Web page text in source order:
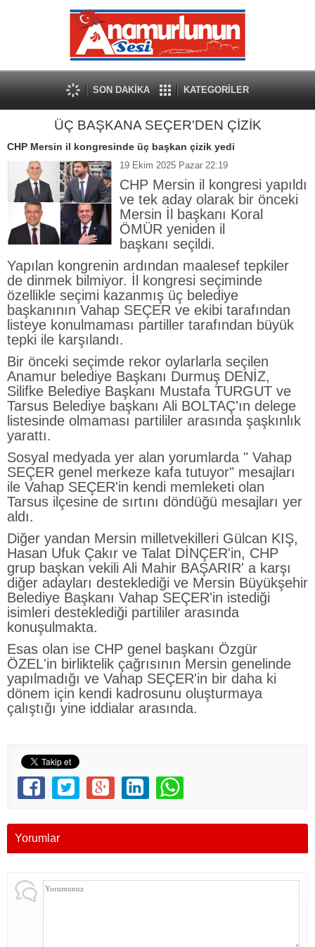
SON DAKİKA KATEGORİLER
ÜÇ BAŞKANA SEÇER'DEN ÇİZİK
CHP Mersin il kongresinde üç başkan çizik yedi
19 Ekim 2025 Pazar 22:19
CHP Mersin il kongresi yapıldı
ve tek aday olarak bir önceki
Mersin İl başkanı Koral
ÖMÜR yeniden il
başkanı seçildi.
Yapılan kongrenin ardından maalesef tepkiler
de dinmek bilmiyor. İl kongresi seçiminde
özellikle seçimi kazanmış üç belediye
başkanının Vahap SEÇER ve ekibi tarafından
listeye konulmaması partiller tarafından büyük
tepki ile karşılandı.
Bir önceki seçimde rekor oylarlarla seçilen
Anamur belediye Başkanı Durmuş DENİZ,
Silifke Belediye Başkanı Mustafa TURGUT ve
Tarsus Belediye başkanı Ali BOLTAÇ'ın delege
listesinde olmaması partililer arasında şaşkınlık
yarattı.
Sosyal medyada yer alan yorumlarda " Vahap
SEÇER genel merkeze kafa tutuyor" mesajları
ile Vahap SEÇER'in kendi memleketi olan
Tarsus ilçesine de sırtını döndüğü mesajları yer
aldı.
Diğer yandan Mersin milletvekilleri Gülcan KIŞ,
Hasan Ufuk Çakır ve Talat DİNÇER'in, CHP
grup başkan vekili Ali Mahir BAŞARIR' a karşı
diğer adayları desteklediği ve Mersin Büyükşehir
Belediye Başkanı Vahap SEÇER'in istediği
isimleri desteklediği partililer arasında
konuşulmakta.
Esas olan ise CHP genel başkanı Özgür
ÖZEL'in birliktelik çağrısının Mersin genelinde
yapılmadığı ve Vahap SEÇER'in bir daha ki
dönem için kendi kadrosunu oluşturmaya
çalıştığı yine iddialar arasında.
Yorumlar